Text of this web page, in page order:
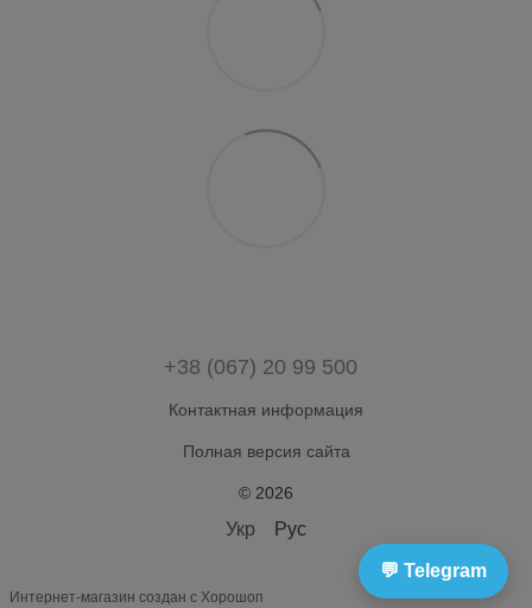
+38 (067) 20 99 500
Контактная информация
Полная версия сайта
© 2026
Укр Рус
Интернет-магазин создан с Хорошоп
💬 Telegram